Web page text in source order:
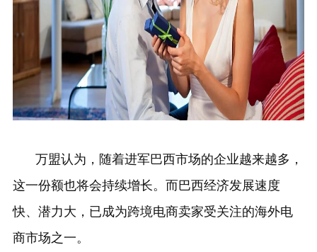
万盟认为，随着进军巴西市场的企业越来越多，
这一份额也将会持续增长。而巴西经济发展速度
快、潜力大，已成为跨境电商卖家受关注的海外电
商市场之一。